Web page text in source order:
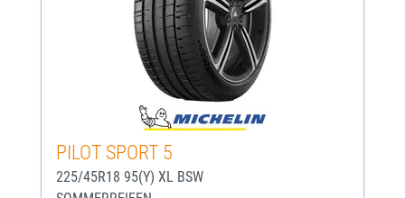
PILOT SPORT 5
225/45R18 95(Y) XL BSW